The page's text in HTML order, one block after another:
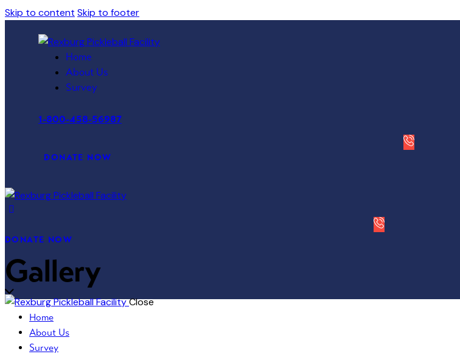
Skip to content Skip to footer
Home
About Us
Survey
1-800-458-56987
DONATE NOW
DONATE NOW
Gallery
Close
Home
About Us
Survey